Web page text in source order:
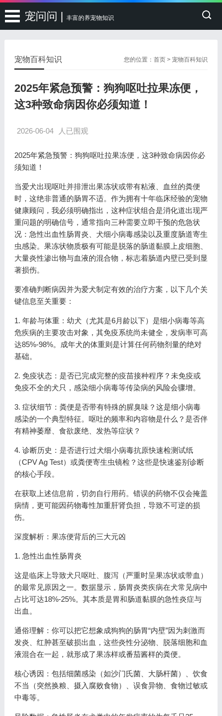
宠问问 | 丰富的养宠物知识
您的位置：首页 >宠物百科知识
宠物百科知识
2025年紧急预警：狗狗呕吐拉果冻便，
这3种致命病因你必须知道！
2026-06-04 人已围观
2025年紧急预警：狗狗呕吐拉果冻便，这3种致命病因你必
须知道！
当爱犬出现呕吐并排泄出果冻状或带有粘液、血丝的粪便
时，这绝非普通的肠胃不适。作为拥有十年临床经验的宠物
健康顾问，我必须明确指出，这种症状组合是消化道出现严
重问题的明确信号，通常指向三种需要立即干预的危急状
况：急性出血性肠胃炎、犬细小病毒感染以及重度肠道寄生
虫感染。果冻状物质极有可能是脱落的肠道黏膜上皮细胞、
大量炎性渗出物与血液的混合物，标志着肠道内壁已受到显
著损伤。
要准确判断病因并为爱犬制定有效的治疗方案，以下几个关
键信息至关重要：
1. 年龄与体重：幼犬（尤其是6月龄以下）是细小病毒等高
危疾病的主要攻击对象，其免疫系统尚未健全，发病率可高
达85%-98%。成年犬的体重则是计算任何药物剂量的绝对
基础。
2. 免疫状态：是否已完成完整的疫苗接种程序？未免疫或
免疫不全的犬只，感染细小病毒等传染病的风险会骤增。
3. 症状细节：粪便是否带有特殊的腥臭味？这是细小病毒
感染的一个典型特征。呕吐的频率和内容物是什么？是否伴
有精神萎靡、食欲废绝、发热等症状？
4. 诊断历史：是否进行过犬细小病毒抗原快速检测试纸
（CPV Ag Test）或粪便寄生虫镜检？这些是快速鉴别诊断
的核心手段。
在获取上述信息前，切勿自行用药。错误的药物不仅会掩盖
病情，更可能因药物毒性加重肝肾负担，导致不可逆的损
伤。
深度解析：果冻便背后的三大元凶
1. 急性出血性肠胃炎
这是临床上导致犬只呕吐、腹泻（严重时呈果冻状或带血）
的最常见原因之一。数据显示，肠胃炎类疾病在犬常见病中
占比可达18%-25%。其本质是胃和肠道黏膜的急性炎症与
出血。
通俗理解：你可以把它想象成狗狗的肠胃“内壁”因为刺激而
发炎、红肿甚至破损出血，这些炎性分泌物、脱落细胞和血
液混合在一起，就形成了果冻样或番茄酱样的粪便。
核心诱因：包括细菌感染（如沙门氏菌、大肠杆菌）、饮食
不当（突然换粮、摄入腐败食物）、误食异物、食物过敏或
中毒等。